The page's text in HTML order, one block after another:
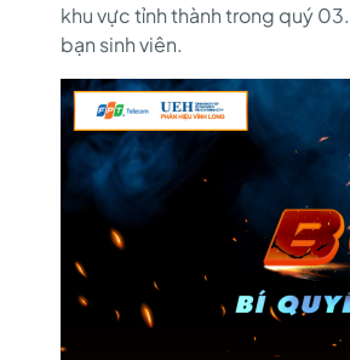
khu vực tỉnh thành trong quý
bạn sinh viên.